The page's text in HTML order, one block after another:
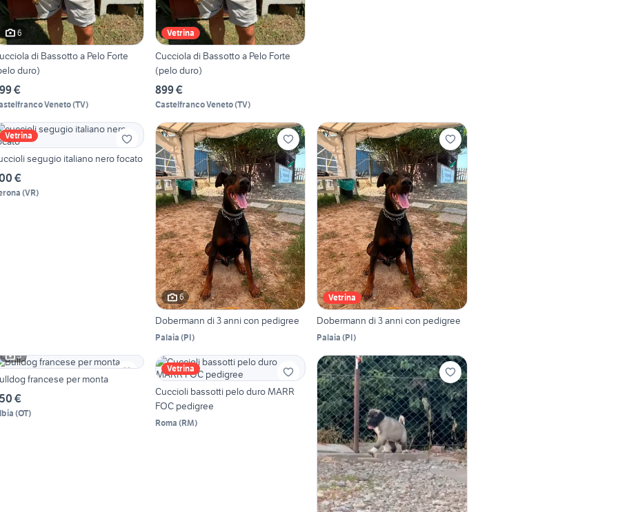
6
di Bassotto a Pelo Forte
duro)
€
Veneto(TV)
Vetrina
Cucciola di Bassotto a Pelo Forte
(pelo duro)
899 €
Castelfranco Veneto(TV)
Vetrina
segugio italiano nero focato
€
(VR)
6
Dobermann di 3 anni con pedigree
Palaia (PI)
Vetrina
Dobermann di 3 anni con pedigree
Palaia (PI)
3
francese per monta
€
(OT)
Vetrina
Cuccioli bassotti pelo duro MARR
FOC pedigree
Roma (RM)